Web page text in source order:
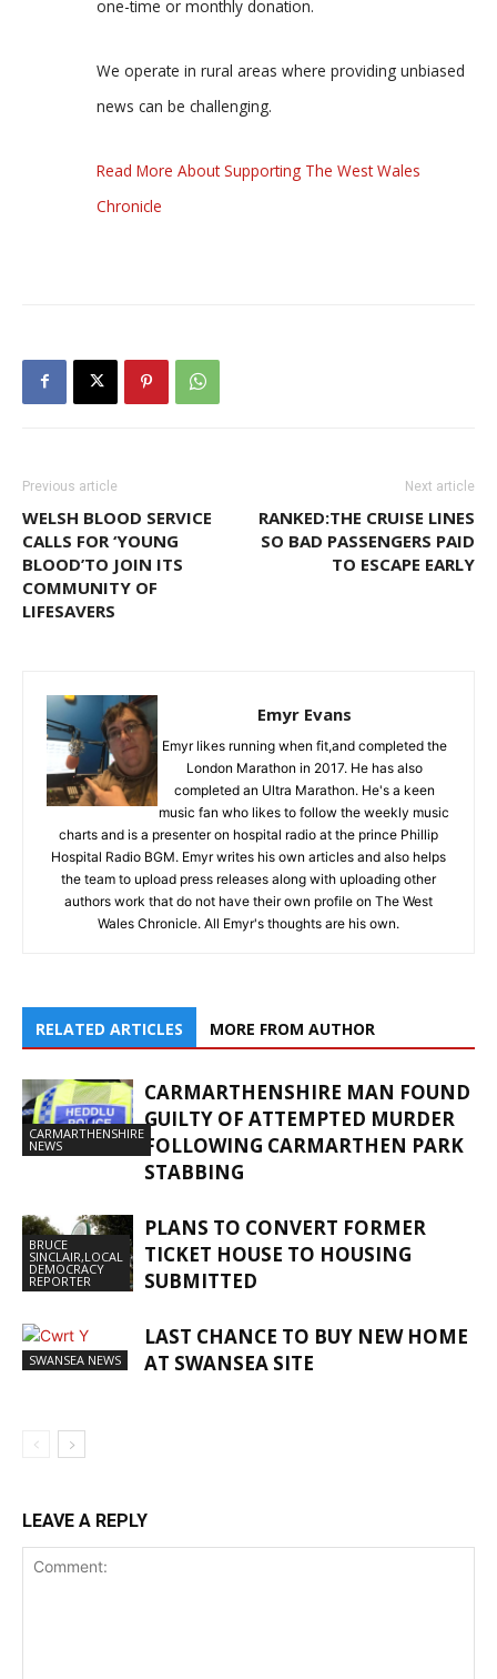
one-time or monthly donation.
We operate in rural areas where providing unbiased
news can be challenging.
Read More About Supporting The West Wales
Chronicle
Previous article
WELSH BLOOD SERVICE
CALLS FOR ‘YOUNG
BLOOD’TO JOIN ITS
COMMUNITY OF
LIFESAVERS
Next article
RANKED:THE CRUISE LINES
SO BAD PASSENGERS PAID
TO ESCAPE EARLY
Emyr Evans
Emyr likes running when fit,and completed the
London Marathon in 2017. He has also
completed an Ultra Marathon. He's a keen
music fan who likes to follow the weekly music
charts and is a presenter on hospital radio at the prince Phillip
Hospital Radio BGM. Emyr writes his own articles and also helps
the team to upload press releases along with uploading other
authors work that do not have their own profile on The West
Wales Chronicle. All Emyr's thoughts are his own.
RELATED ARTICLES MORE FROM AUTHOR
CARMARTHENSHIRE
NEWS
CARMARTHENSHIRE MAN FOUND
GUILTY OF ATTEMPTED MURDER
FOLLOWING CARMARTHEN PARK
STABBING
BRUCE
SINCLAIR,LOCAL
DEMOCRACY
REPORTER
PLANS TO CONVERT FORMER
TICKET HOUSE TO HOUSING
SUBMITTED
SWANSEA NEWS
LAST CHANCE TO BUY NEW HOME
AT SWANSEA SITE
LEAVE A REPLY